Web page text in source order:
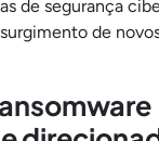
de segurança
de